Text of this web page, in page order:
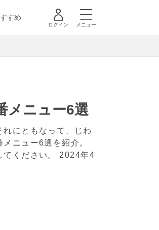
すめ
ログイン メニュー
メニュー6選
にともなって、じわ
ニュー6選を紹介。
ください。 2024年4